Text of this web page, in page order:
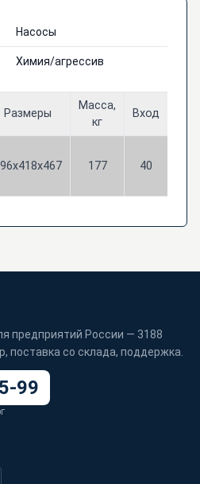
Насосы
Химия/агрессив
Размеры
Масса,
кг
Вход
177 40
предприятий России — 3188
поставка со склада, поддержка.
99